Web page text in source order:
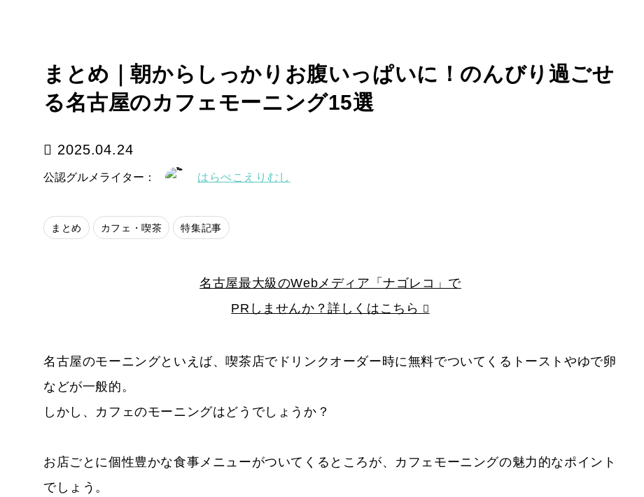
まとめ｜朝からしっかりお腹いっぱいに！のんびり過ごせ
る名古屋のカフェモーニング15選
2025.04.24
公認グルメライター： はらぺこえりむし
まとめ カフェ・喫茶 特集記事
名古屋最大級のWebメディア「ナゴレコ」で
PRしませんか？詳しくはこちら
名古屋のモーニングといえば、喫茶店でドリンクオーダー時に無料でついてくるトーストやゆで卵
などが一般的。
しかし、カフェのモーニングはどうでしょうか？
お店ごとに個性豊かな食事メニューがついてくるところが、カフェモーニングの魅力的なポイント
でしょう。